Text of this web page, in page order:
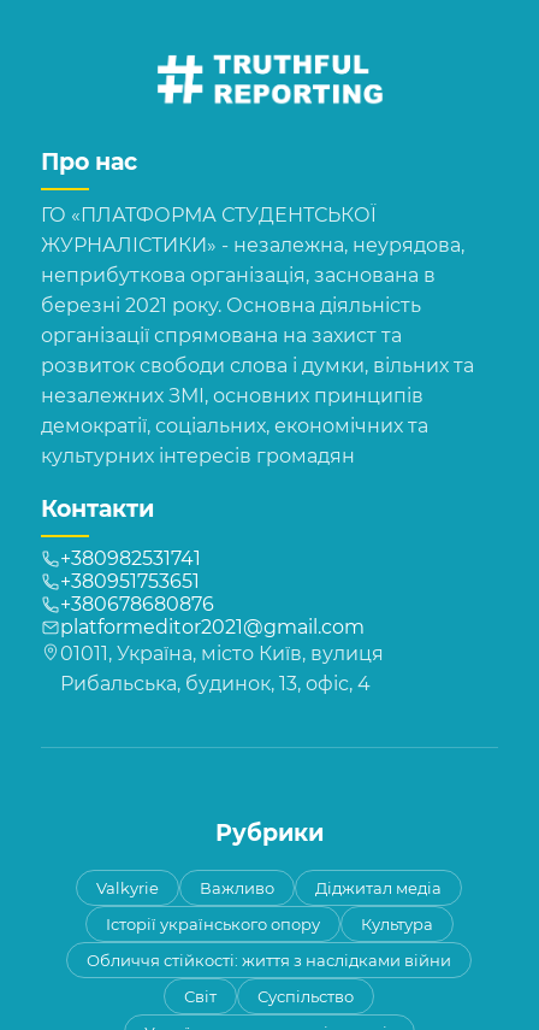
Про нас
ГО «ПЛАТФОРМА СТУДЕНТСЬКОЇ
ЖУРНАЛІСТИКИ» - незалежна, неурядова,
неприбуткова організація, заснована в
березні 2021 року. Основна діяльність
організації спрямована на захист та
розвиток свободи слова і думки, вільних та
незалежних ЗМІ, основних принципів
демократії, соціальних, економічних та
культурних інтересів громадян
Контакти
+380982531741
+380951753651
+380678680876
platformeditor2021@gmail.com
01011, Україна, місто Київ, вулиця
Рибальська, будинок, 13, офіс, 4
Рубрики
Valkyrie Важливо
Діджитал медіа
Історії українського опору
Культура
Обличчя стійкості: життя з наслідками війни
Світ
Суспільство